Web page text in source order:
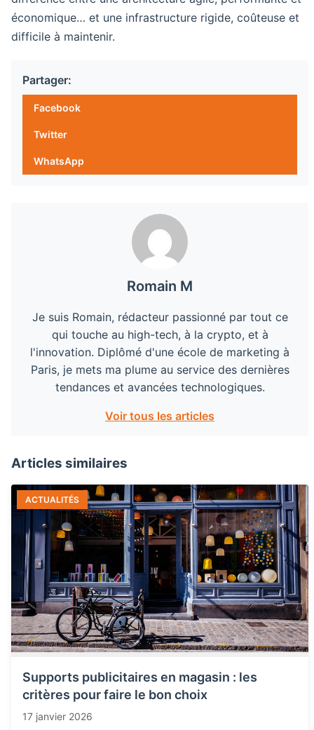
économique… et une infrastructure rigide, coûteuse et
difficile à maintenir.
Partager:
Facebook
Twitter
WhatsApp
Romain M
Je suis Romain, rédacteur passionné par tout ce
qui touche au high-tech, à la crypto, et à
l'innovation. Diplômé d'une école de marketing à
Paris, je mets ma plume au service des dernières
tendances et avancées technologiques.
Voir tous les articles
Articles similaires
ACTUALITÉS
Supports publicitaires en magasin : les
critères pour faire le bon choix
17 janvier 2026